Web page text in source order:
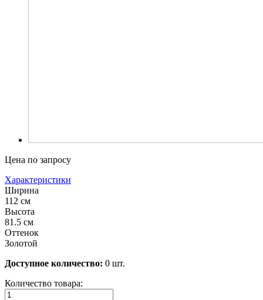
Цена по запросу
Характеристики
Ширина
112 см
Высота
81.5 см
Оттенок
Золотой
Доступное количество: 0 шт.
Количество товара: